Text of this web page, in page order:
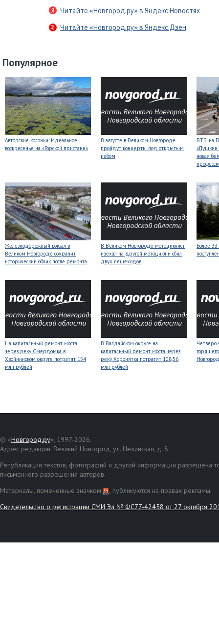
Читайте «Новгород.ру» в Яндекс.Новостях
Читайте «Новгород.ру» в Яндекс.Дзен
Популярное
Авторские колонки: Идеальное
воскресенье на «Горской пристани»
В августе в Великом Новгороде
пройдут концерты под открытым
небом
ВТБ: на
«Пушкин
новая
Железнодорожный вокзал в
Великом Новгороде сохранит
исторический облик после ремонта
В Великом Новгороде мотоциклист
наехал на другой мотоцикл и сбил
двух пешеходов
Более 33
На капитальный ремонт моста
через реку Смердомка в
Хвойнинском округе потратят 154
млн рублей
В Валдайском округе на
капитальный ремонт моста через
реку Хоронятка потратят 108,56
млн рублей
Четверо
© «Новгород.ру», 1997-2026.
Адрес редакции: Великий Новгород, ул. Нехинская, д. 8
Републикация текстов, фотографий и другой информации разрешена
письменного разрешения авторов.
Материалы, помеченные значком
, публикуются на правах рекламы.
Свидетельство о регистрации СМИ Эл № ФС77-42458 от 27 октября